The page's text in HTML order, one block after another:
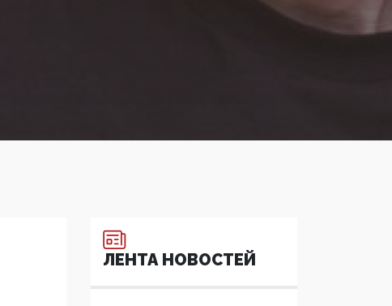
ЛЕНТА НОВОСТЕЙ